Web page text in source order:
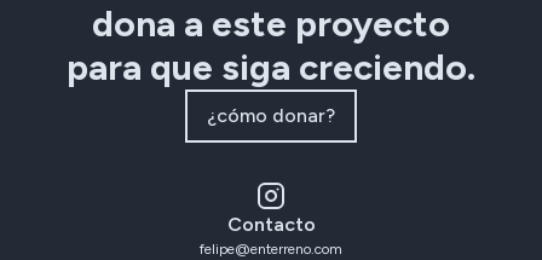
dona a este proyecto
para que siga creciendo.
¿cómo donar?
Contacto
felipe@enterreno.com